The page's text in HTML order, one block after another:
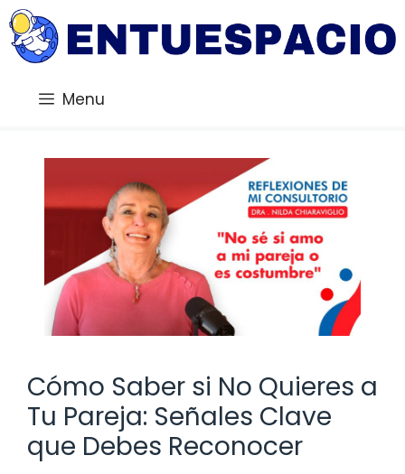
Saltar
al
contenido
Menu
Cómo Saber si No Quieres a
Tu Pareja: Señales Clave
que Debes Reconocer